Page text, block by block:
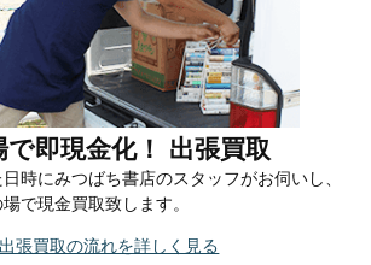
で即現金化！ 出張買取
時にみつばち書店のスタッフがお伺いし、
で現金買取致します。
出張買取の流れを詳しく見る